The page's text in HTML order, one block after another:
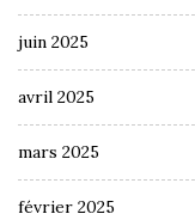
juin 2025
avril 2025
mars 2025
février 2025